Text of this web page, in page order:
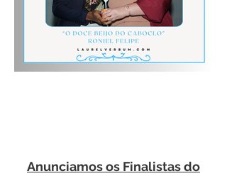
Anunciamos os Finalistas do